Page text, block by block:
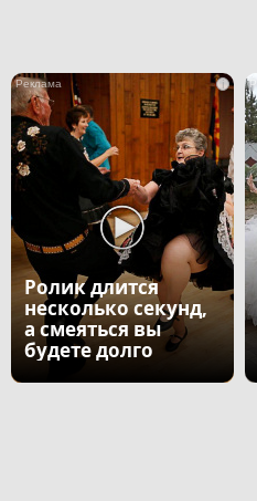
i
Ролик длится
несколько секунд,
а смеяться вы
будете долго